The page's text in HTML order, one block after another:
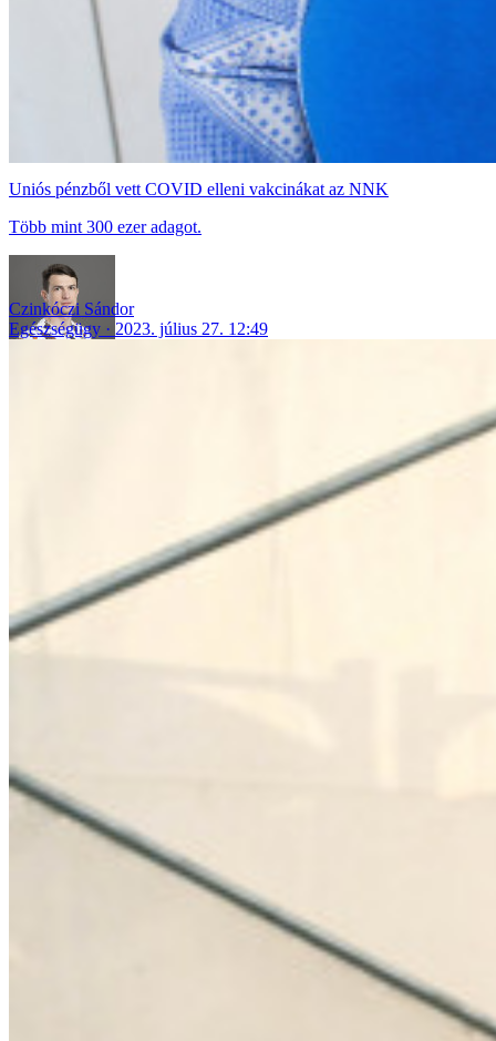
Uniós pénzből vett COVID elleni vakcinákat az NNK
Több mint 300 ezer adagot.
Czinkóczi Sándor
Egészségügy
2023. július 27. 12:49